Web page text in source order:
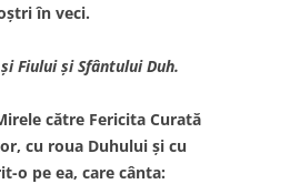
în veci.
Fiului şi Sfântului Duh.
către Fericita Curată
cu roua Duhului şi cu
o pe ea, care cânta: